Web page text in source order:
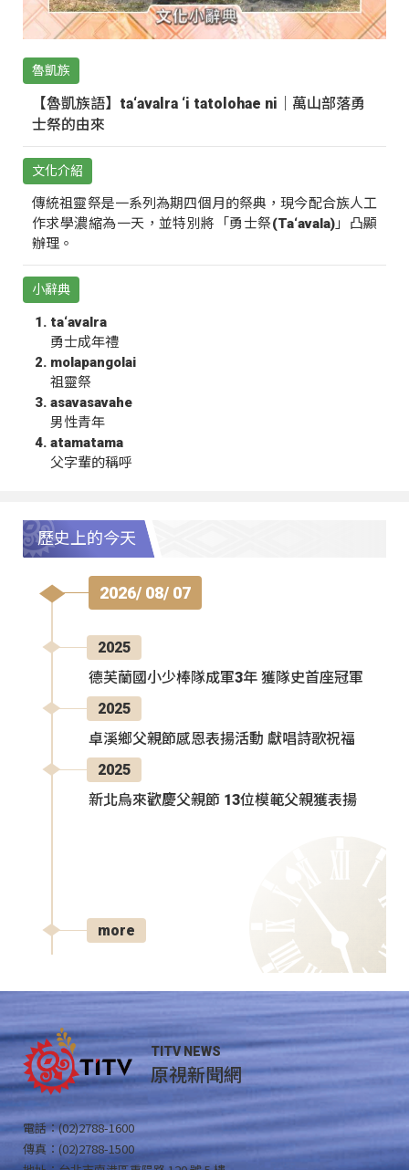
魯凱族
【魯凱族語】ta‘avalra ‘i tatolohae ni｜萬山部落勇
士祭的由來
文化介紹
傳統祖靈祭是一系列為期四個月的祭典，現今配合族人工
作求學濃縮為一天，並特別將「勇士祭(Ta‘avala)」凸顯
辦理。
小辭典
ta‘avalra
勇士成年禮
molapangolai
祖靈祭
asavasavahe
男性青年
atamatama
父字輩的稱呼
歷史上的今天
2026/ 08/ 07
2025
德芙蘭國小少棒隊成軍3年 獲隊史首座冠軍
2025
卓溪鄉父親節感恩表揚活動 獻唱詩歌祝福
2025
新北烏來歡慶父親節 13位模範父親獲表揚
more
TITV NEWS
原視新聞網
電話：(02)2788-1600
傳真：(02)2788-1500